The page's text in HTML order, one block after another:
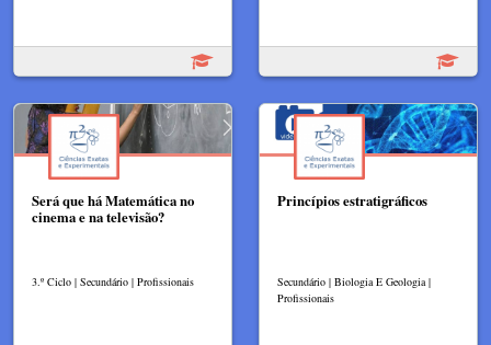
Será que há Matemática no
cinema e na televisão?
3.º Ciclo | Secundário | Profissionais
Princípios estratigráficos
Secundário | Biologia E Geologia |
Profissionais